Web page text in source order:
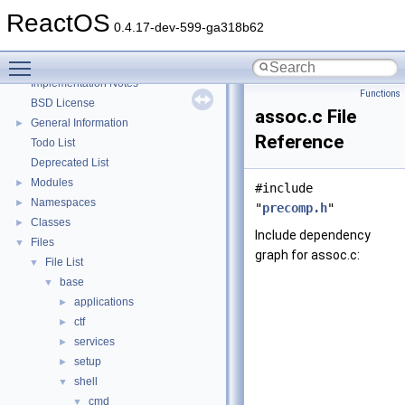
ReactOS 0.4.17-dev-599-ga318b62
System initialization
Implementation Notes
BSD License
►
General Information
Todo List
Deprecated List
► Modules
► Namespaces
► Classes
▼ Files
▼ File List
▼ base
► applications
► ctf
► services
► setup
▼ shell
▼ cmd
Functions
assoc.c File
Reference
#include
"precomp.h"
Include dependency
graph for assoc.c: